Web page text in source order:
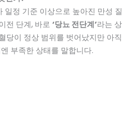
일정 기준 이상으로 높아진 만성 질
전 단계, 바로 ‘당뇨 전단계’라는 상
당이 정상 범위를 벗어났지만 아직
부족한 상태를 말합니다.